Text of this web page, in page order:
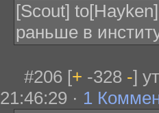
[Scout]
раньше в
#206 [+ -328 -]
21:46:29 · 1